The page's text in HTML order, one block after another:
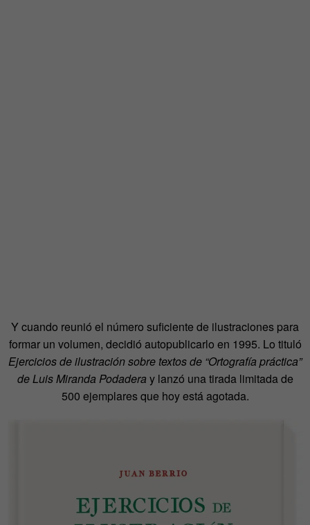
Y cuando reunió el número suficiente de ilustraciones para
formar un volumen, decidió autopublicarlo en 1995. Lo tituló
Ejercicios de ilustración sobre textos de “Ortografía práctica”
de Luis Miranda Podadera y lanzó una tirada limitada de
500 ejemplares que hoy está agotada.